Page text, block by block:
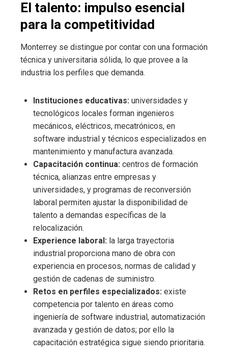
El talento: impulso esencial
para la competitividad
Monterrey se distingue por contar con una formación
técnica y universitaria sólida, lo que provee a la
industria los perfiles que demanda.
Instituciones educativas: universidades y
tecnológicos locales forman ingenieros
mecánicos, eléctricos, mecatrónicos, en
software industrial y técnicos especializados en
mantenimiento y manufactura avanzada.
Capacitación continua: centros de formación
técnica, alianzas entre empresas y
universidades, y programas de reconversión
laboral permiten ajustar la disponibilidad de
talento a demandas específicas de la
relocalización.
Experience laboral: la larga trayectoria
industrial proporciona mano de obra con
experiencia en procesos, normas de calidad y
gestión de cadenas de suministro.
Retos en perfiles especializados: existe
competencia por talento en áreas como
ingeniería de software industrial, automatización
avanzada y gestión de datos; por ello la
capacitación estratégica sigue siendo prioritaria.